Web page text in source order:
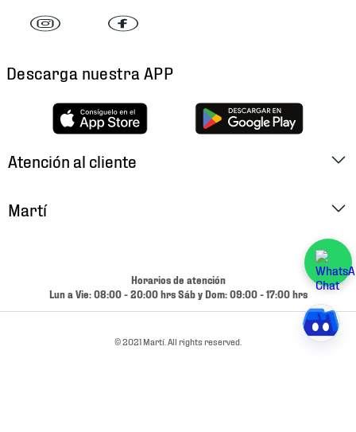
Descarga nuestra APP
Atención al cliente
Cambios y Devoluciones
Martí
Términos y Condiciones
Horarios de atención
Lun a Vie: 08:00 - 20:00 hrs Sáb y Dom: 09:00 - 17:00 hrs
© 2021 Martí. All rights reserved.